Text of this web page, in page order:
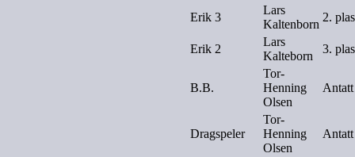
Erik 3
Lars
Kaltenborn
2.
Erik 2
Lars
Kalteborn
3.
B.B.
Tor-
Henning
Olsen
Antatt
Dragspeler
Tor-
Henning
Olsen
Antatt